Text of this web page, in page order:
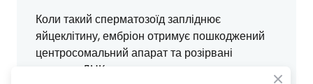
Коли такий сперматозоїд запліднює
яйцеклітину, ембріон отримує пошкоджений
центросомальний апарат та розірвані
ланцюги ДНК хроматину.